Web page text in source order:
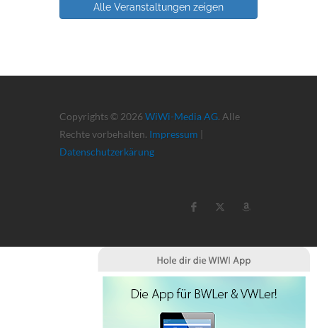
Alle Veranstaltungen zeigen
Copyrights © 2026 WiWi-Media AG. Alle
Rechte vorbehalten. Impressum |
Datenschutzerkärung